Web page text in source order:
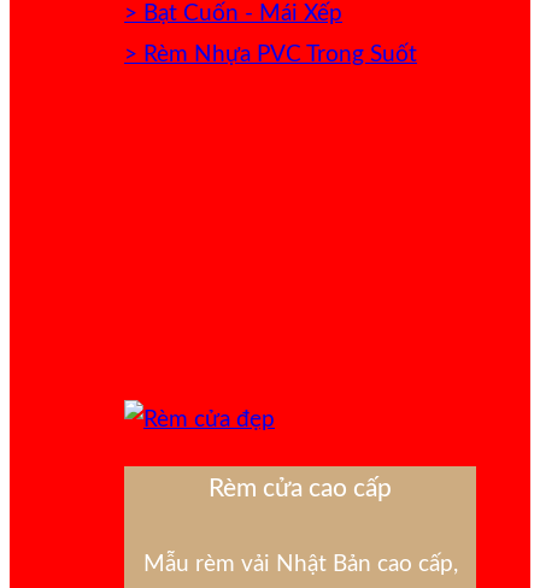
> Bạt Cuốn - Mái Xếp
> Rèm Nhựa PVC Trong Suốt
Rèm cửa cao cấp
Mẫu rèm vải Nhật Bản cao cấp,